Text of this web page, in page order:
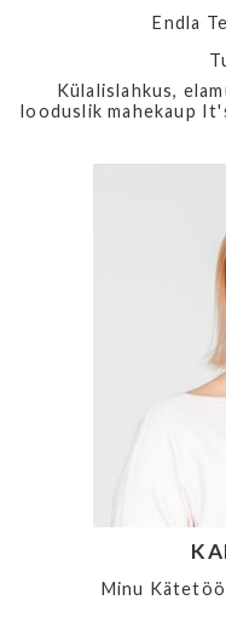
Endla
Külalislahkus,
looduslik mahekaup
Minu